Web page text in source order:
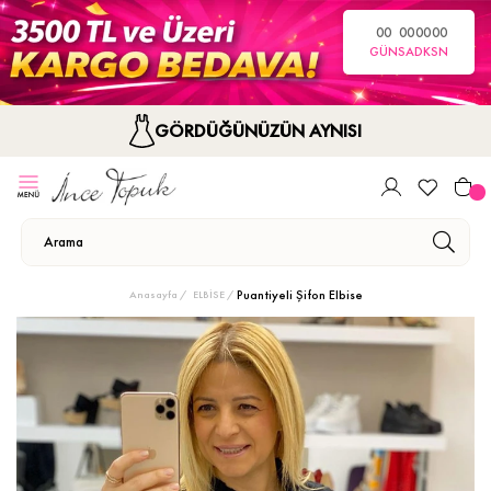
00
GÜN
00
SA
00
DK
00
SN
GÖRDÜĞÜNÜZÜN AYNISI
Anasayfa ELBİSE Puantiyeli Şifon Elbise